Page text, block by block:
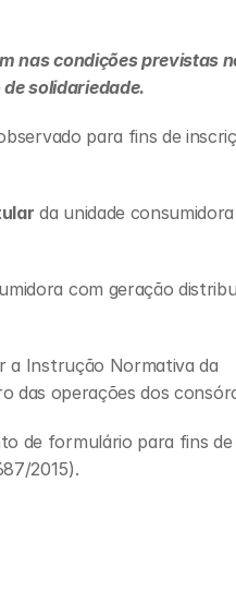
nas condições previstas
solidariedade.
para fins de
da unidade consumidora
com geração
a Instrução Normativa da
das operações dos
de formulário para fins de
2015).